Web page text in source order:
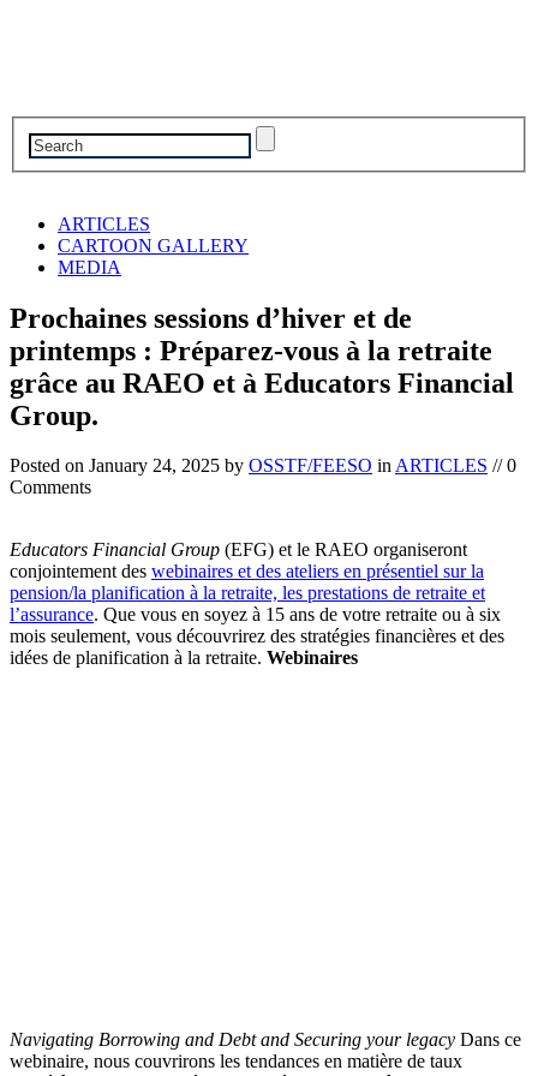
ARTICLES
CARTOON GALLERY
MEDIA
Prochaines sessions d’hiver et de
printemps : Préparez-vous à la retraite
grâce au RAEO et à Educators Financial
Group.
Posted onJanuary 24, 2025 by OSSTF/FEESO ARTICLES
Educators Financial Group(EFG) et le RAEO organiseront
conjointement deswebinaires et des ateliers en présentiel sur la
pension/la planification à la retraite, les prestations de retraite et
l’assurance. Que vous en soyez à 15 ans de votre retraite ou à six
mois seulement, vous découvrirez des stratégies financières et des
idées de planification à la retraite.
Navigating Borrowing and Debt and Securing your legacyDans ce